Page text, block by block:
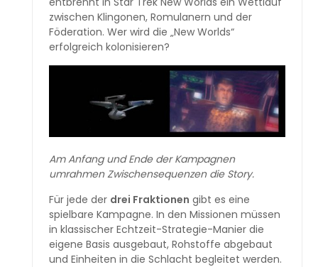
zwischen Klingonen, Romulanern und der
Föderation. Wer wird die „New Worlds“
erfolgreich kolonisieren?
Am Anfang und Ende der Kampagnen
umrahmen Zwischensequenzen die Story.
Für jede der drei Fraktionen gibt es eine
spielbare Kampagne. In den Missionen müssen
in klassischer Echtzeit-Strategie-Manier die
eigene Basis ausgebaut, Rohstoffe abgebaut
und Einheiten in die Schlacht begleitet werden.